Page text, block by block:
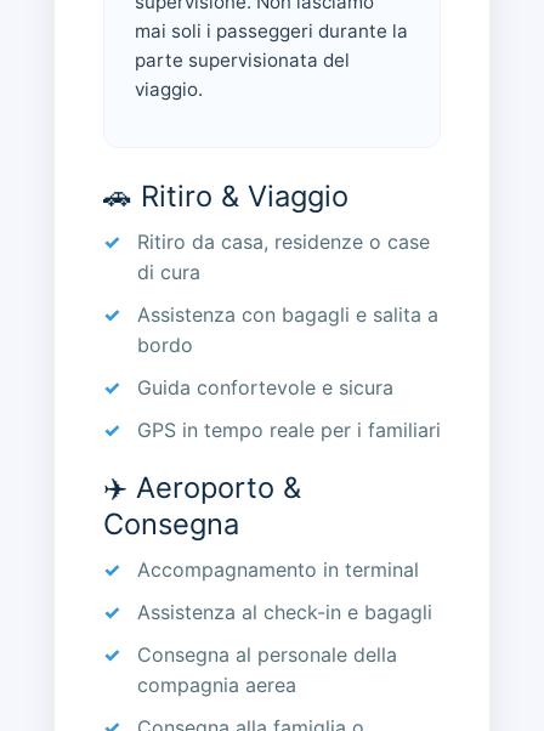
mai soli i passeggeri durante la
parte supervisionata del
viaggio.
🚗 Ritiro & Viaggio
Ritiro da casa, residenze o case
di cura
Assistenza con bagagli e salita a
bordo
Guida confortevole e sicura
GPS in tempo reale per i familiari
✈️ Aeroporto &
Consegna
Accompagnamento in terminal
Assistenza al check-in e bagagli
Consegna al personale della
compagnia aerea